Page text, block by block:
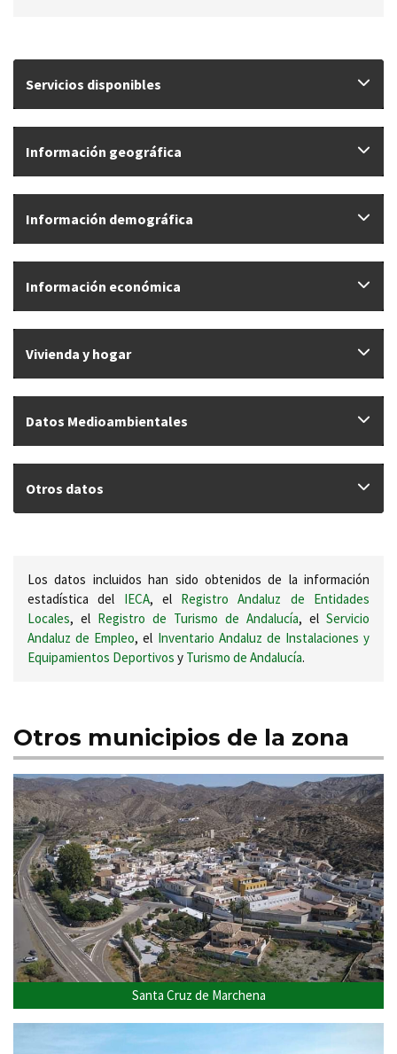
Servicios disponibles
Información geográfica
Información demográfica
Información económica
Vivienda y hogar
Datos Medioambientales
Otros datos
Los datos incluidos han sido obtenidos de la información
estadística del IECA, el Registro Andaluz de Entidades
Locales, el Registro de Turismo de Andalucía, el Servicio
Andaluz de Empleo, el Inventario Andaluz de Instalaciones y
Equipamientos Deportivos y Turismo de Andalucía.
Otros municipios de la zona
Santa Cruz de Marchena